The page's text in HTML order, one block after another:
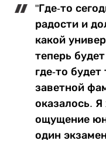
"Где-то
радости и
какой
теперь
где-то
заветной
оказалось.
ощущение
один